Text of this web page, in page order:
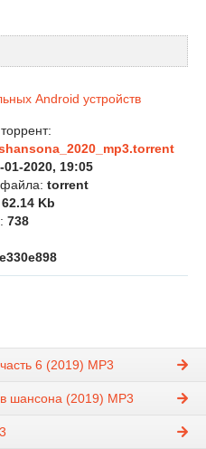
01-2020, 19:05
torrent
62.14 Kb
738
6 (2019) MP3
шансона (2019) MP3